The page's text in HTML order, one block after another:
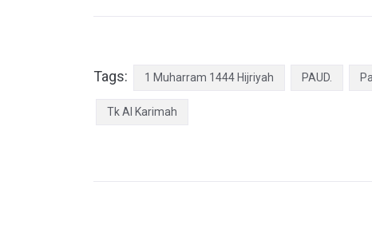
Tags: 1 Muharram 1444 Hijriyah PAUD.
Tk Al Karimah